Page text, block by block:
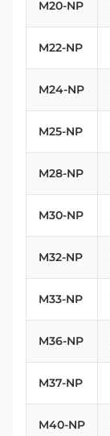
M20-NP
M22-NP
M24-NP
M25-NP
M28-NP
M30-NP
M32-NP
M33-NP
M36-NP
M37-NP
M40-NP